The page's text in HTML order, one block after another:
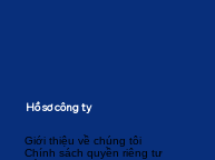
Giới thiệu về chúng tôi
Chính sách quyền riêng tư
Hồ sơ công ty